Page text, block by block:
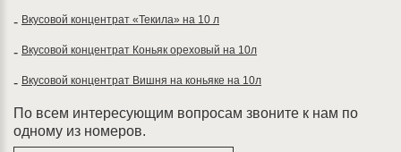
- Вкусовой концентрат «Текила» на 10 л
- Вкусовой концентрат Коньяк ореховый на 10л
- Вкусовой концентрат Вишня на коньяке на 10л
По всем интересующим вопросам звоните к нам по
одному из номеров.